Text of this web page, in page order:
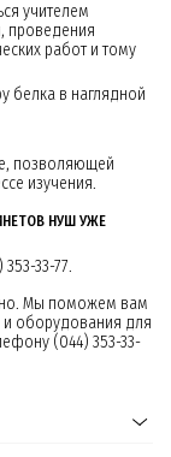
учителем
проведения
работ и тому
белка в наглядной
позволяющей
изучения.
НУШ УЖЕ
33-77.
Мы поможем вам
и оборудования для
(044) 353-33-